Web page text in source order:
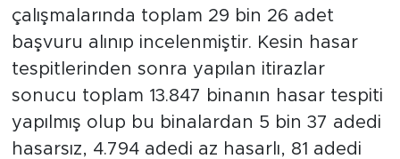
çalışmalarında toplam 29 bin 26 adet
başvuru alınıp incelenmiştir. Kesin hasar
tespitlerinden sonra yapılan itirazlar
sonucu toplam 13.847 binanın hasar tespiti
yapılmış olup bu binalardan 5 bin 37 adedi
hasarsız, 4.794 adedi az hasarlı, 81 adedi